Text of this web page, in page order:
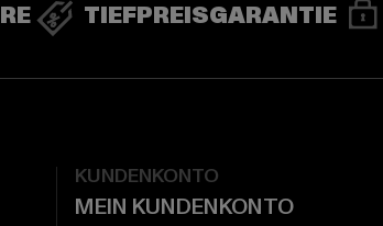
TIEFPREISGARANTIE
KUNDENKONTO
MEIN KUNDENKONTO